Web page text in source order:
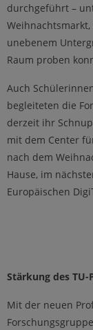
durchgeführt –
unebenem
Raum proben
Auch
begleiteten die
derzeit ihr
mit dem Center
nach dem
Hause, im
Europäischen
Stärkung des
Mit der neuen